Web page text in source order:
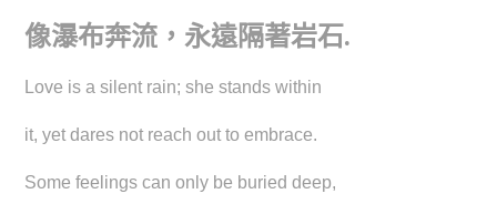
像瀑布奔流，永遠隔著岩石.
Love is a silent rain; she stands within
it, yet dares not reach out to embrace.
Some feelings can only be buried deep,